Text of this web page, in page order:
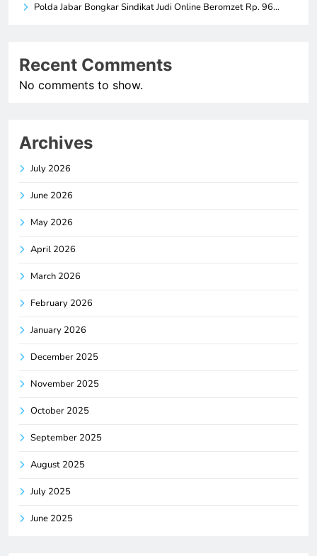
Polda Jabar Bongkar Sindikat Judi Online Beromzet Rp. 96…
Recent Comments
No comments to show.
Archives
July 2026
June 2026
May 2026
April 2026
March 2026
February 2026
January 2026
December 2025
November 2025
October 2025
September 2025
August 2025
July 2025
June 2025